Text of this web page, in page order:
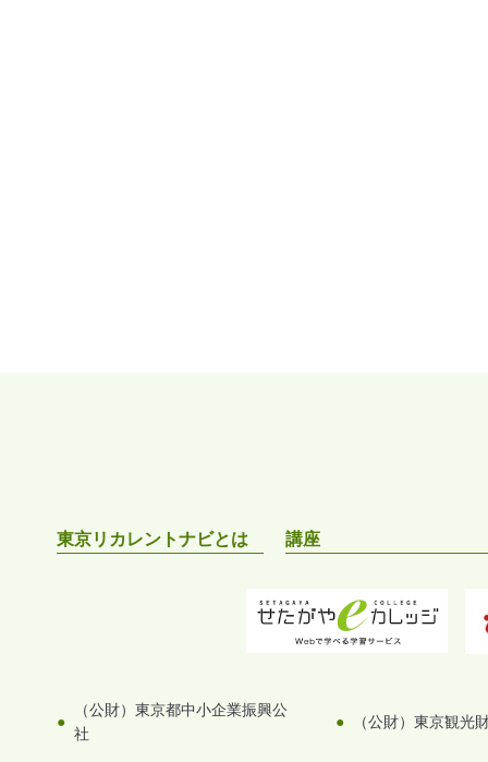
東京リカレントナビとは 講座
（公財）東京都中小企業振興公
社
（公財）東京観光